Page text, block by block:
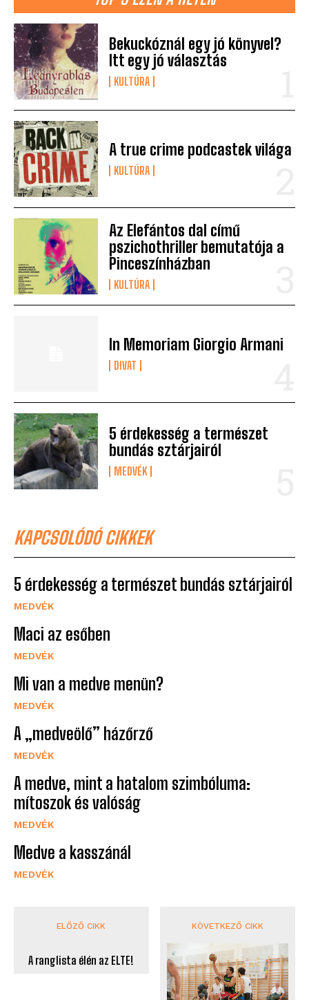
Bekuckóznál egy jó könyvel?
Itt egy jó választás
KULTÚRA
A true crime podcastek világa
KULTÚRA
Az Elefántos dal című
pszichothriller bemutatója a
Pinceszínházban
KULTÚRA
In Memoriam Giorgio Armani
DIVAT
5 érdekesség a természet
bundás sztárjairól
MEDVÉK
KAPCSOLÓDÓ CIKKEK
5 érdekesség a természet bundás sztárjairól
MEDVÉK
Maci az esőben
MEDVÉK
Mi van a medve menün?
MEDVÉK
A „medveölő” házőrző
MEDVÉK
A medve, mint a hatalom szimbóluma:
mítoszok és valóság
MEDVÉK
Medve a kasszánál
MEDVÉK
ELŐZŐ CIKK
A ranglista élén az ELTE!
KÖVETKEZŐ CIKK